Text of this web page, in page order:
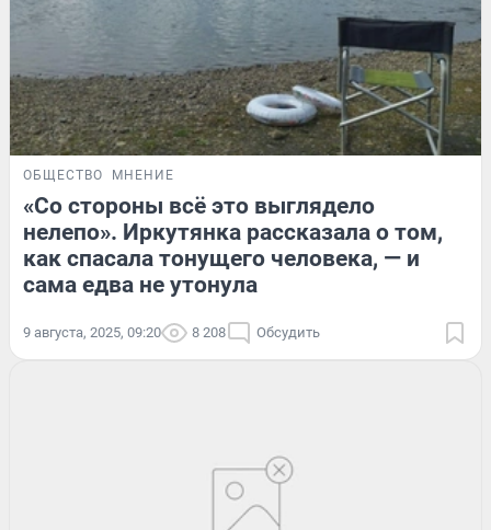
ОБЩЕСТВО МНЕНИЕ
«Со стороны всё это выглядело
нелепо». Иркутянка рассказала о том,
как спасала тонущего человека, — и
сама едва не утонула
9 августа, 2025, 09:20 8 208 Обсудить